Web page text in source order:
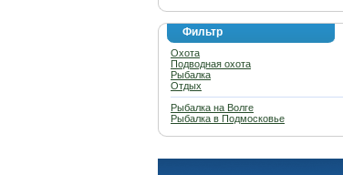
Фильтр
Охота
Подводная охота
Рыбалка
Отдых
Рыбалка на Волге
Рыбалка в Подмосковье